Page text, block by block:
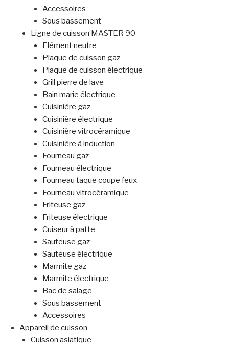
Accessoires
Sous bassement
Ligne de cuisson MASTER 90
Elément neutre
Plaque de cuisson gaz
Plaque de cuisson électrique
Grill pierre de lave
Bain marie électrique
Cuisinière gaz
Cuisinière électrique
Cuisinière vitrocéramique
Cuisinière à induction
Fourneau gaz
Fourneau électrique
Fourneau taque coupe feux
Fourneau vitrocéramique
Friteuse gaz
Friteuse électrique
Cuiseur à patte
Sauteuse gaz
Sauteuse électrique
Marmite gaz
Marmite électrique
Bac de salage
Sous bassement
Accessoires
Appareil de cuisson
Cuisson asiatique